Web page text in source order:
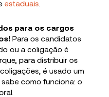
estaduais
para os cargos
Para os candidatos
ou a coligação é
para distribuir os
é usado um
como funciona: o